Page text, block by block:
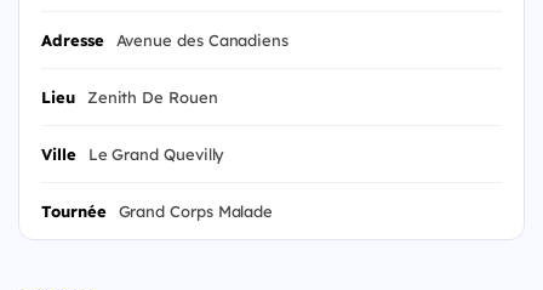
Adresse Avenue des Canadiens
Lieu Zenith De Rouen
Ville Le Grand Quevilly
Tournée Grand Corps Malade